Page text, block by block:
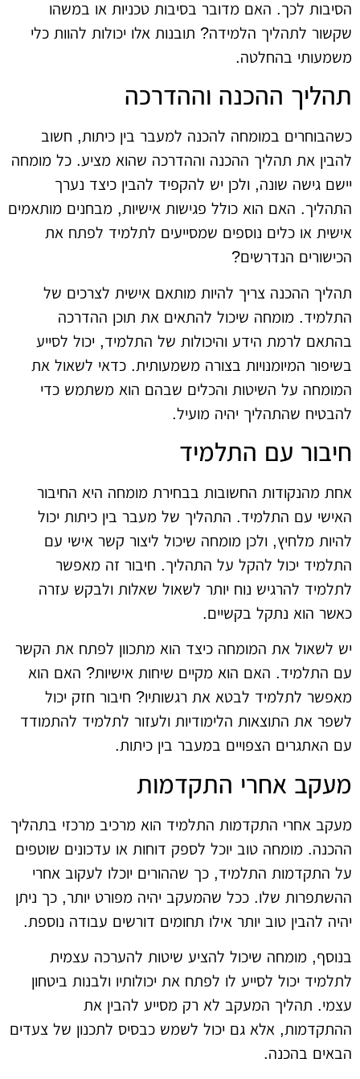
הסיבות לכך. האם מדובר בסיבות טכניות או במשהו
שקשור לתהליך הלמידה? תובנות אלו יכולות להוות כלי
משמעותי בהחלטה.
תהליך ההכנה וההדרכה
כשהבוחרים במומחה להכנה למעבר בין כיתות, חשוב
להבין את תהליך ההכנה וההדרכה שהוא מציע. כל מומחה
יישם גישה שונה, ולכן יש להקפיד להבין כיצד נערך
התהליך. האם הוא כולל פגישות אישיות, מבחנים מותאמים
אישית או כלים נוספים שמסייעים לתלמיד לפתח את
הכישורים הנדרשים?
תהליך ההכנה צריך להיות מותאם אישית לצרכים של
התלמיד. מומחה שיכול להתאים את תוכן ההדרכה
בהתאם לרמת הידע והיכולות של התלמיד, יכול לסייע
בשיפור המיומנויות בצורה משמעותית. כדאי לשאול את
המומחה על השיטות והכלים שבהם הוא משתמש כדי
להבטיח שהתהליך יהיה מועיל.
חיבור עם התלמיד
אחת מהנקודות החשובות בבחירת מומחה היא החיבור
האישי עם התלמיד. התהליך של מעבר בין כיתות יכול
להיות מלחיץ, ולכן מומחה שיכול ליצור קשר אישי עם
התלמיד יכול להקל על התהליך. חיבור זה מאפשר
לתלמיד להרגיש נוח יותר לשאול שאלות ולבקש עזרה
כאשר הוא נתקל בקשיים.
יש לשאול את המומחה כיצד הוא מתכוון לפתח את הקשר
עם התלמיד. האם הוא מקיים שיחות אישיות? האם הוא
מאפשר לתלמיד לבטא את רגשותיו? חיבור חזק יכול
לשפר את התוצאות הלימודיות ולעזור לתלמיד להתמודד
עם האתגרים הצפויים במעבר בין כיתות.
מעקב אחרי התקדמות
מעקב אחרי התקדמות התלמיד הוא מרכיב מרכזי בתהליך
ההכנה. מומחה טוב יוכל לספק דוחות או עדכונים שוטפים
על התקדמות התלמיד, כך שההורים יוכלו לעקוב אחרי
ההשתפרות שלו. ככל שהמעקב יהיה מפורט יותר, כך ניתן
יהיה להבין טוב יותר אילו תחומים דורשים עבודה נוספת.
בנוסף, מומחה שיכול להציע שיטות להערכה עצמית
לתלמיד יכול לסייע לו לפתח את יכולותיו ולבנות ביטחון
עצמי. תהליך המעקב לא רק מסייע להבין את
ההתקדמות, אלא גם יכול לשמש כבסיס לתכנון של צעדים
הבאים בהכנה.